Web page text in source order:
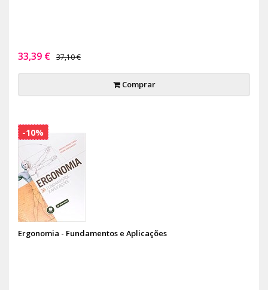
33,39 € 37,10 €
Comprar
Ergonomia - Fundamentos e Aplicações
-10%